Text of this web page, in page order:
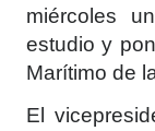
miércoles
estudio y
Marítimo de
El